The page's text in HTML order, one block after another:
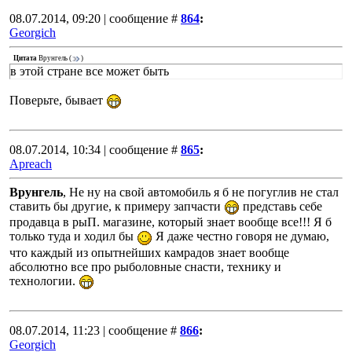
08.07.2014, 09:20 | сообщение # 864:
Georgich
Цитата Врунгель ( )
в этой стране все может быть
Поверьте, бывает
08.07.2014, 10:34 | сообщение # 865:
Apreach
Врунгель, Не ну на свой автомобиль я б не погуглив не стал
ставить бы другие, к примеру запчасти
представь себе
продавца в рыП. магазине, который знает вообще все!!! Я б
только туда и ходил бы
Я даже честно говоря не думаю,
что каждый из опытнейших камрадов знает вообще
абсолютно все про рыболовные снасти, технику и
технологии.
08.07.2014, 11:23 | сообщение # 866:
Georgich